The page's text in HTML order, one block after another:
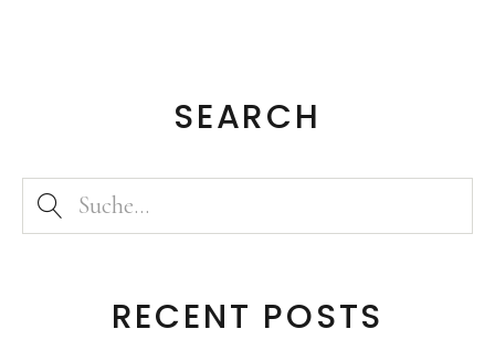
Texte zum Werk
Public Works
Fontenuova, Italien
SEARCH
RECENT POSTS